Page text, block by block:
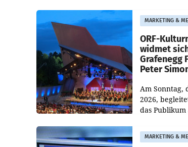
deutlichen
geführt.
MARKETING &
ORF-
widmet
Grafenegg
Peter
Am Sonntag,
2026,
das
startet mit
MARKETING &